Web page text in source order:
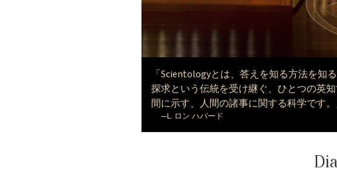
「Scientologyとは、答えを知る方法を知
探求という伝統を受け継ぐ、ひとつの英
間に示す、人間の諸事に関する科学です。
—L. ロン ハバード